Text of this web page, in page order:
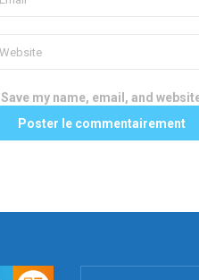
Save my name, email, and